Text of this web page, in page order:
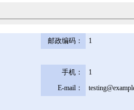
邮政编码：
1
手机：
1
E-mail：